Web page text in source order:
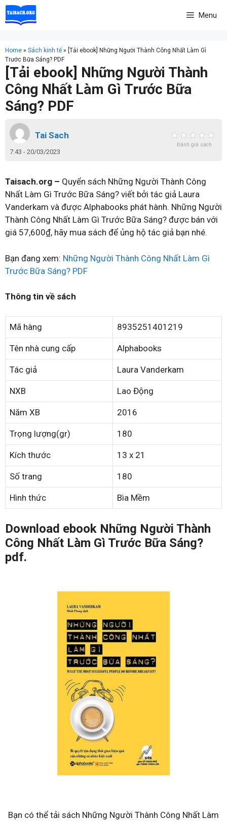
Skip
to
Menu
Home » Sách kinh tế » [Tải ebook] Những Người Thành Công Nhất Làm Gì
Trước Bữa Sáng? PDF
[Tải ebook] Những Người Thành
Công Nhất Làm Gì Trước Bữa
Sáng? PDF
Tai Sach
7:43 - 20/03/2023
Đánh giá sách
Taisach.org – Quyển sách Những Người Thành Công
Nhất Làm Gì Trước Bữa Sáng? viết bởi tác giả Laura
Vanderkam và được Alphabooks phát hành. Những Người
Thành Công Nhất Làm Gì Trước Bữa Sáng? được bán với
giá 57,600₫, hãy mua sách để ủng hộ tác giả bạn nhé.
Bạn đang xem: Những Người Thành Công Nhất Làm Gì
Trước Bữa Sáng? PDF
Thông tin về sách
Mã hàng 8935251401219
Tên nhà cung cấp Alphabooks
Tác giả Laura Vanderkam
NXB Lao Động
Năm XB 2016
Trọng lượng(gr) 180
Kích thước 13 x 21
Số trang 180
Hình thức Bìa Mềm
Download ebook Những Người Thành
Công Nhất Làm Gì Trước Bữa Sáng?
pdf.
Bạn có thể tải sách Những Người Thành Công Nhất Làm